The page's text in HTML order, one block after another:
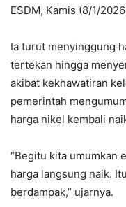
ESDM, Kamis (8/1/
Ia turut menyinggung
tertekan hingga
akibat kekhawatiran
pemerintah
harga nikel kembali
“Begitu kita umumkan
harga langsung naik.
berdampak,” ujarnya.